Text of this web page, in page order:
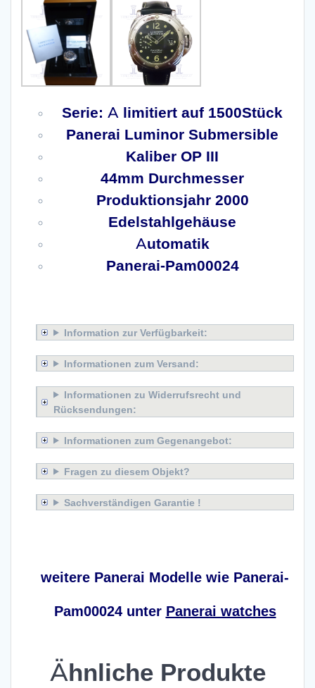
Serie: A limitiert auf 1500Stück
Panerai Luminor Submersible
Kaliber OP III
44mm Durchmesser
Produktionsjahr 2000
Edelstahlgehäuse
Automatik
Panerai-Pam00024
Information zur Verfügbarkeit:
Informationen zum Versand:
Informationen zu Widerrufsrecht und
Rücksendungen:
Informationen zum Gegenangebot:
Fragen zu diesem Objekt?
Sachverständigen Garantie !
weitere Panerai Modelle wie Panerai-
Pam00024 unter Panerai watches
Ähnliche Produkte